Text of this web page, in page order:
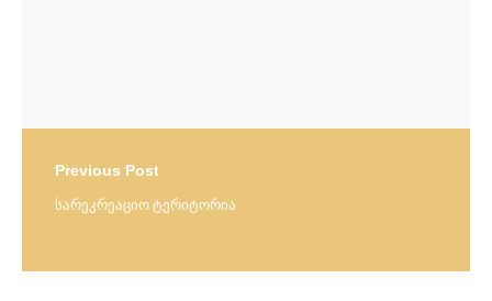
Previous Post
სარეკრეაციო ტერიტორია